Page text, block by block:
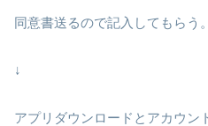
同意書送るので記入してもらう。
↓
アプリダウンロードとアカウン